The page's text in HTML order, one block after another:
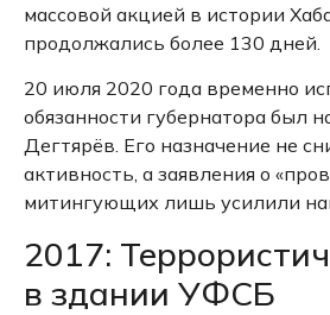
массовой акцией в истории
продолжались более 130 дней.
20 июля 2020 года временно
обязанности губернатора был
Дегтярёв. Его назначение не
активность, а заявления о
митингующих лишь усилили
2017:
в здании УФСБ